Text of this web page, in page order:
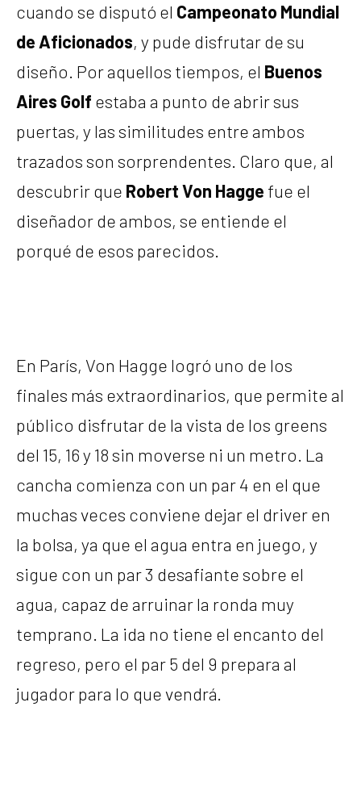
cuando se disputó el Campeonato Mundial
de Aficionados, y pude disfrutar de su
diseño. Por aquellos tiempos, el Buenos
Aires Golf estaba a punto de abrir sus
puertas, y las similitudes entre ambos
trazados son sorprendentes. Claro que, al
descubrir que Robert Von Hagge fue el
diseñador de ambos, se entiende el
porqué de esos parecidos.
En París, Von Hagge logró uno de los
finales más extraordinarios, que permite al
público disfrutar de la vista de los greens
del 15, 16 y 18 sin moverse ni un metro. La
cancha comienza con un par 4 en el que
muchas veces conviene dejar el driver en
la bolsa, ya que el agua entra en juego, y
sigue con un par 3 desafiante sobre el
agua, capaz de arruinar la ronda muy
temprano. La ida no tiene el encanto del
regreso, pero el par 5 del 9 prepara al
jugador para lo que vendrá.